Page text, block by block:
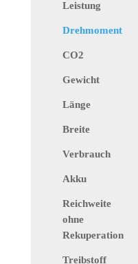
Leistung
Drehmoment
CO2
Gewicht
Länge
Breite
Verbrauch
Akku
Reichweite
ohne
Rekuperation
Treibstoff